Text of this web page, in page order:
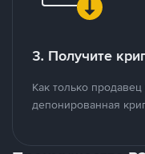
3. Получите
Как только
депонированная